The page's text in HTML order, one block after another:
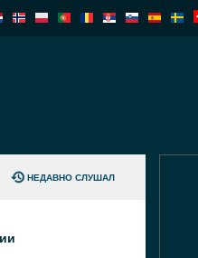
НЕДАВНО СЛУШАЛ